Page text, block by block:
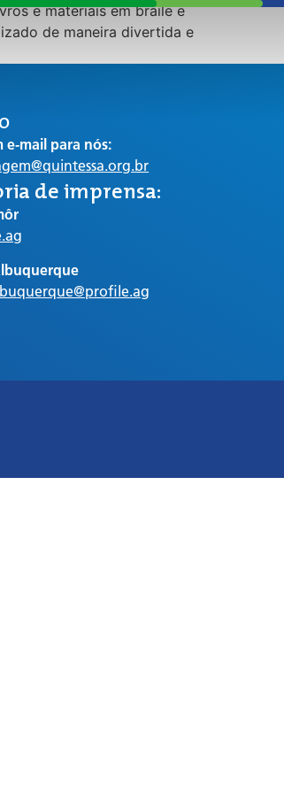
e materiais em braile e
de maneira divertida e
e-mail para nós:
de imprensa: